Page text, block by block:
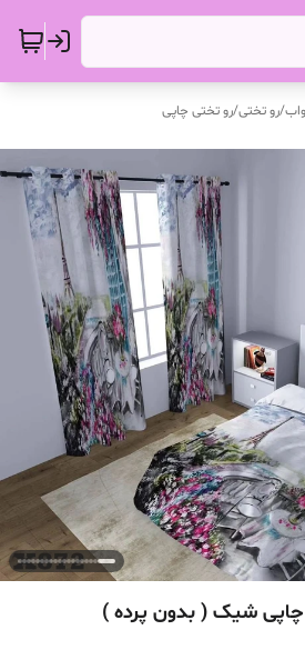
/رو تختی/رو تختی چاپی
شیک ( بدون پرده )